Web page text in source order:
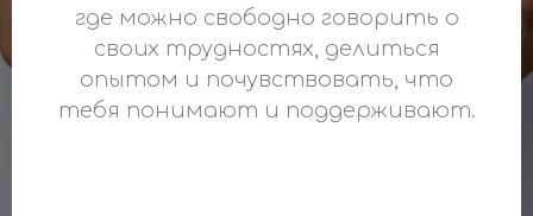
где можно свободно говорить о
своих трудностях, делиться
опытом и почувствовать, что
тебя понимают и поддерживают.